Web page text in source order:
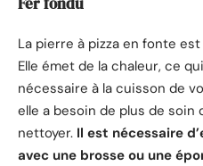
La pierre à pizza en fonte
Elle émet de la chaleur, ce
nécessaire à la cuisson de
elle a besoin de plus de soin
nettoyer. Il est nécessaire
avec une brosse ou une